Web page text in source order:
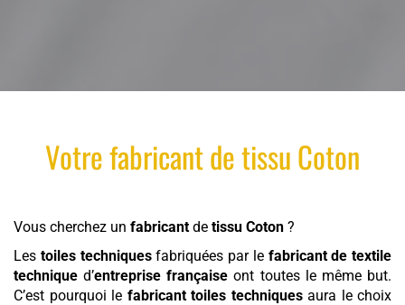
VotrefabricantdetissuCoton
Vous cherchez un fabricant de tissu Coton ?
Les toiles techniquesfabriquées par le fabricant de textile
technique d’entreprise française ont toutes le même but.
C’est pourquoi le fabricant toiles techniquesaura le choix